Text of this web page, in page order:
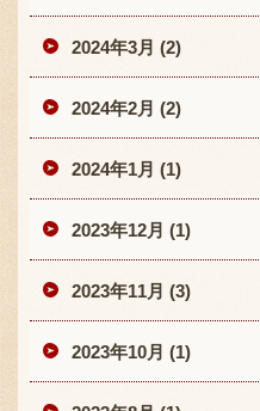
2024年3月 (2)
2024年2月 (2)
2024年1月 (1)
2023年12月 (1)
2023年11月 (3)
2023年10月 (1)